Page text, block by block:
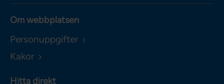
Om webbplatsen
Personuppgifter
Kakor
Hitta direkt